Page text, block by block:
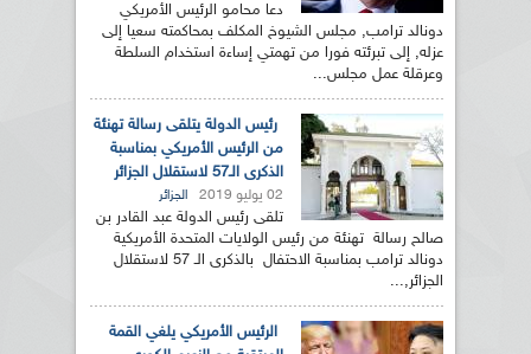
دعا محامو الرئيس الأمريكي
دونالد ترامب, مجلس الشيوخ المكلف بمحاكمته سعيا إلى
عزله, إلى تبرئته فورا من تهمتي إساءة استخدام السلطة
وعرقلة عمل مجلس...
رئيس الدولة يتلقى رسالة تهنئة
من الرئيس الأمريكي بمناسبة
الذكرى الـ57 لاستقلال الجزائر
02 يوليو 2019 الجزائر
تلقى رئيس الدولة عبد القادر بن
صالح رسالة تهنئة من رئيس الولايات المتحدة الأمريكية
دونالد ترامب بمناسبة الاحتفال بالذكرى الـ 57 لاستقلال
الجزائر,...
الرئيس الأمريكي يلغي القمة